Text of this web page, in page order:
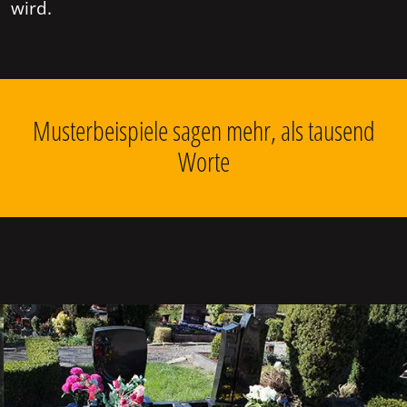
wird.
Musterbeispiele sagen mehr, als tausend
Worte